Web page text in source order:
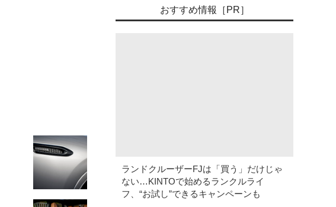
おすすめ情報［PR］
ランドクルーザーFJは「買う」だけじゃ
ない…KINTOで始めるランクルライ
フ、“お試し”できるキャンペーンも